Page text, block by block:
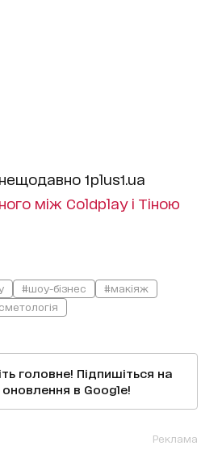
1plus1.ua
між Coldplay і Тіною
#шоу-бізнес
#макіяж
головне! Підпишіться на
оновлення в Google!
Реклама